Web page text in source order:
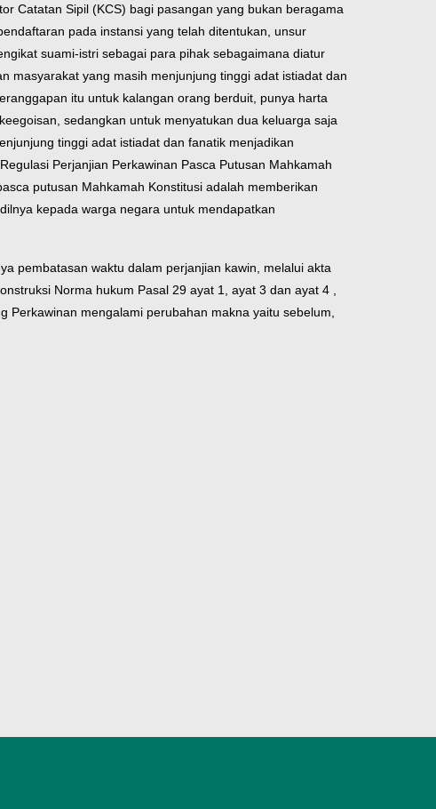
Catatan Sipil (KCS) bagi pasangan yang bukan beragama
pada instansi yang telah ditentukan, unsur
suami-istri sebagai para pihak sebagaimana diatur
masyarakat yang masih menjunjung tinggi adat istiadat dan
itu untuk kalangan orang berduit, punya harta
sedangkan untuk menyatukan dua keluarga saja
tinggi adat istiadat dan fanatik menjadikan
Perjanjian Perkawinan Pasca Putusan Mahkamah
putusan Mahkamah Konstitusi adalah memberikan
kepada warga negara untuk mendapatkan
pembatasan waktu dalam perjanjian kawin, melalui akta
Norma hukum Pasal 29 ayat 1, ayat 3 dan ayat 4 ,
Perkawinan mengalami perubahan makna yaitu sebelum,